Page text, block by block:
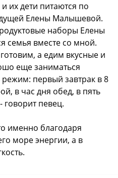
их дети питаются по
Елены Малышевой.
наборы Елены
семья вместе со мной.
а едим вкусные и
еще заниматься
первый завтрак в 8
в час дня обед, в пять
говорит певец.
именно благодаря
море энергии, а в